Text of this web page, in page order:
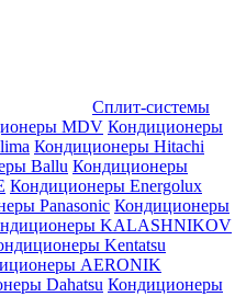
Сплит-системы
MDV Кондиционеры
Кондиционеры Hitachi
Ballu Кондиционеры
Кондиционеры Energolux
Panasonic Кондиционеры
KALASHNIKOV
Kentatsu
AERONIK
Dahatsu Кондиционеры